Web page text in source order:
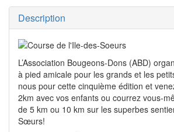
Description
L’Association Bougeons-Dons (ABD)
à pied amicale pour les grands et les
nous pour cette cinquième édition et
2km avec vos enfants ou courrez vous-
de 5 km ou 10 km sur les superbes
Sœurs!